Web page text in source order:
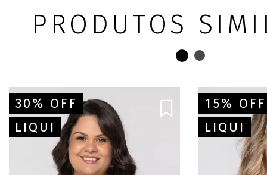
PRODUTOS
30% OFF
LIQUI
15% OFF
LIQUI